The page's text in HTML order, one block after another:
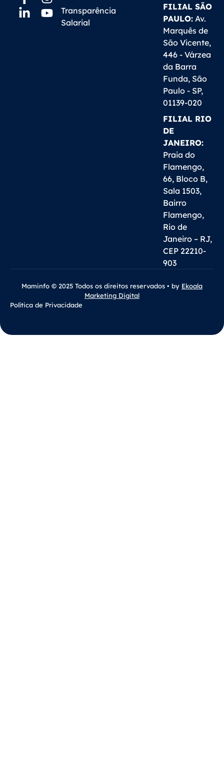
Transparência
Salarial
FILIAL SÃO
PAULO: Av.
Marquês de
São Vicente,
446 - Várzea
da Barra
Funda, São
Paulo - SP,
01139-020
FILIAL RIO
DE
JANEIRO:
Praia do
Flamengo,
66, Bloco B,
Sala 1503,
Bairro
Flamengo,
Rio de
Janeiro – RJ,
CEP 22210-
903
Maminfo © 2025 Todos os direitos reservados • by Ekoala
Marketing Digital
Política de Privacidade